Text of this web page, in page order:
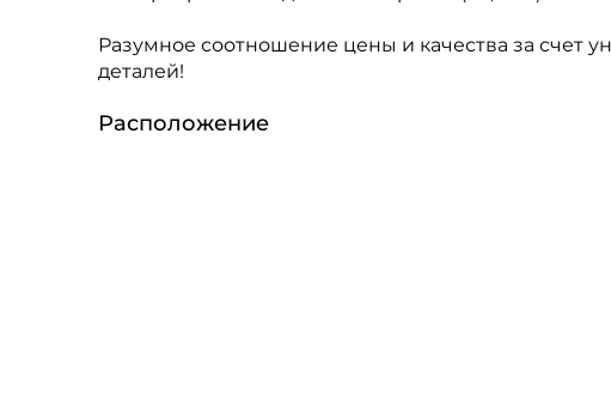
Разумное соотношение цены и качества за счет
деталей!
Расположение